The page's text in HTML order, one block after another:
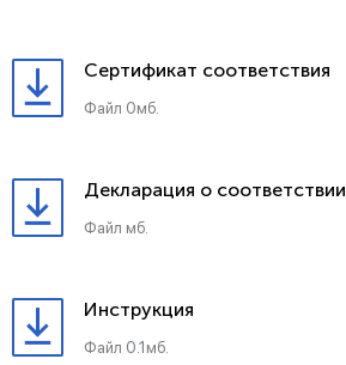
Сертификат соответствия
Файл 0мб.
Декларация о соответствии
Файл мб.
Инструкция
Файл 0.1мб.